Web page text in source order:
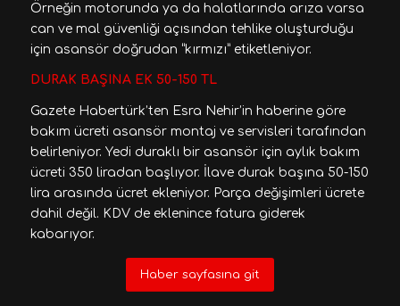
Örneğin motorunda ya da halatlarında arıza varsa
can ve mal güvenliği açısından tehlike oluşturduğu
için asansör doğrudan “kırmızı” etiketleniyor.
DURAK BAŞINA EK 50-150 TL
Gazete Habertürk’ten Esra Nehir’in haberine göre
bakım ücreti asansör montaj ve servisleri tarafından
belirleniyor. Yedi duraklı bir asansör için aylık bakım
ücreti 350 liradan başlıyor. İlave durak başına 50-150
lira arasında ücret ekleniyor. Parça değişimleri ücrete
dahil değil. KDV de eklenince fatura giderek
kabarıyor.
Haber sayfasına git